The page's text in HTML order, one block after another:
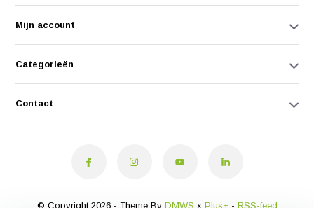
Mijn account
Categorieën
Contact
© Copyright 2026 - Theme By DMWS x Plus+- RSS-feed